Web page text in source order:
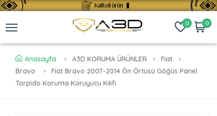
0 0
Anasayfa A3D KORUMA ÜRÜNLER
Fiat
Bravo
Fiat Bravo 2007-2014 Ön Örtüsü Göğüs Panel
Torpido Koruma Koruyucu Kılıfı